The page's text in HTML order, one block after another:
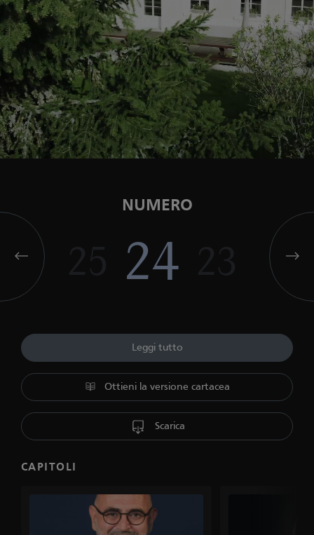
NUMERO
24 22
Leggi tutto
Ottieni la versione cartacea
Scarica
CAPITOLI